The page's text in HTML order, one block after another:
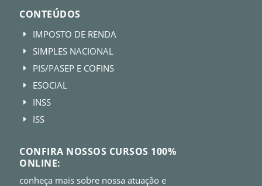
CONTEÚDOS
E IMPOSTO DE RENDA
E SIMPLES NACIONAL
E PIS/PASEP E COFINS
E ESOCIAL
E INSS
E ISS
CONFIRA NOSSOS CURSOS 100%
ONLINE:
conheça mais sobre nossa atuação e